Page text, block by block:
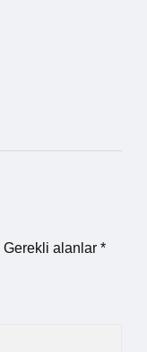
Gerekli alanlar *